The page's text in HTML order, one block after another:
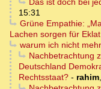
Das ist doch bei
15:31
Grüne Empathie:
Lachen sorgen für Eklat
warum ich nicht
Nachbetrachtung
Deutschland
Rechtsstaat? - rahim,